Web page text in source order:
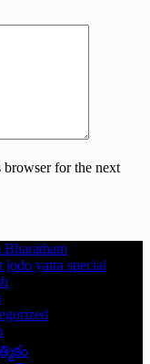
browser for the next
Bharatham
jodo yatra special